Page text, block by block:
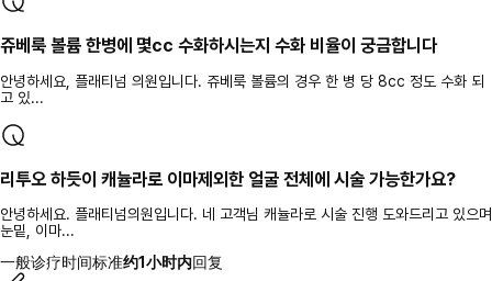
쥬베룩 볼륨 한병에 몇cc 수화하시는지 수화 비율이 궁금합니다
안녕하세요, 플래티넘 의원입니다. 쥬베룩 볼륨의 경우 한 병 당 8cc 정도 수화 되
고 있...
리투오 하듯이 캐뉼라로 이마제외한 얼굴 전체에 시술 가능한가요?
안녕하세요. 플래티넘의원입니다. 네 고객님 캐뉼라로 시술 진행 도와드리고 있으며
눈밑, 이마...
一般诊疗时间标准约1小时内回复